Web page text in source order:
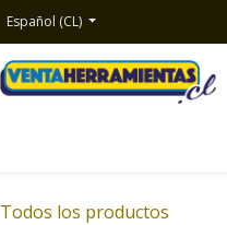
Español (CL)
Todos los productos